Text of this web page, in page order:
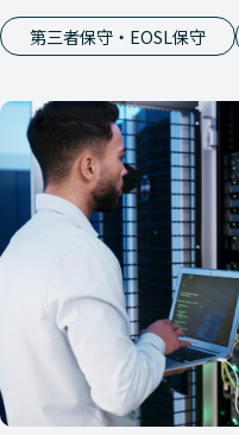
第三者保守・EOSL保守